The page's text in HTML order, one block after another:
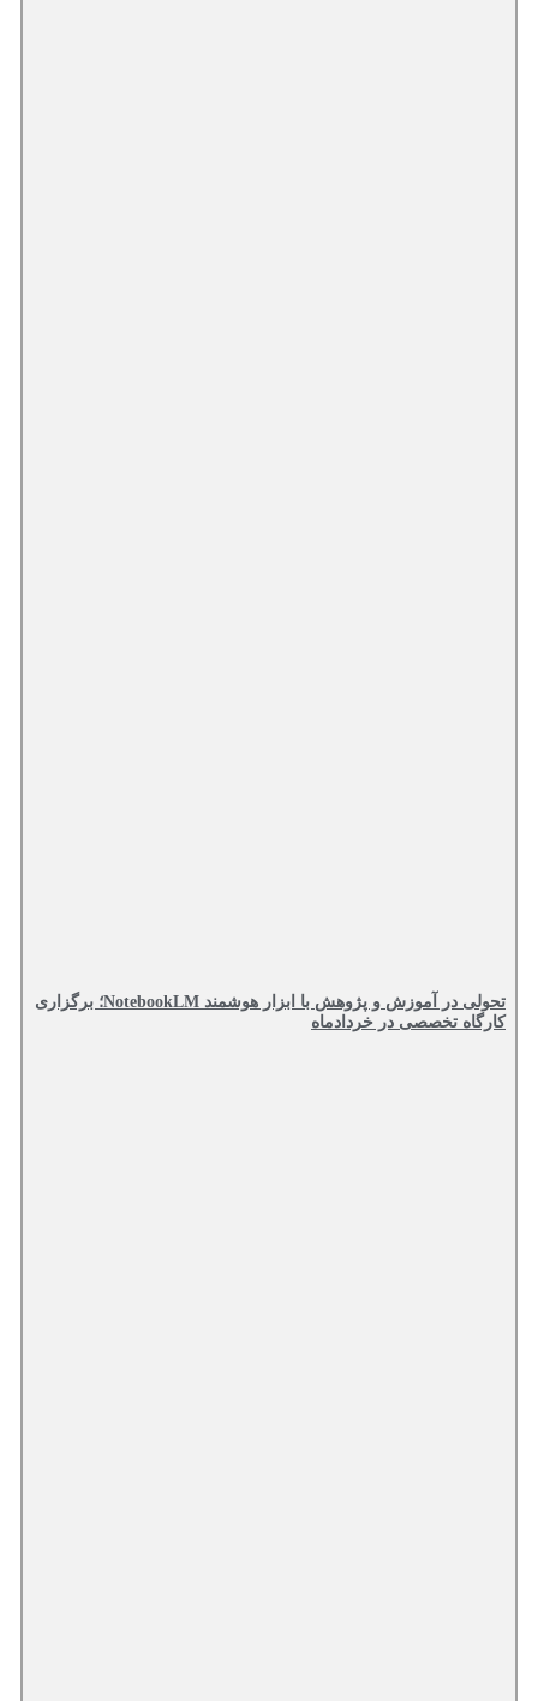
تحولی در آموزش و پژوهش با ابزار هوشمند NotebookLM؛ برگزاری
کارگاه تخصصی در خردادماه